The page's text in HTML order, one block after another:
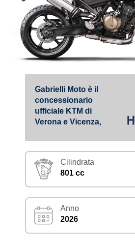
Gabrielli Moto è il
concessionario
ufficiale KTM di
Verona e Vicenza,
Cilindrata
801 cc
Anno
2026